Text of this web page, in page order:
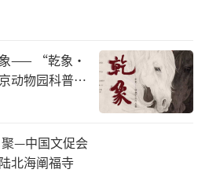
乾象·
动物园科普馆
—中国文促会
北海阐福寺